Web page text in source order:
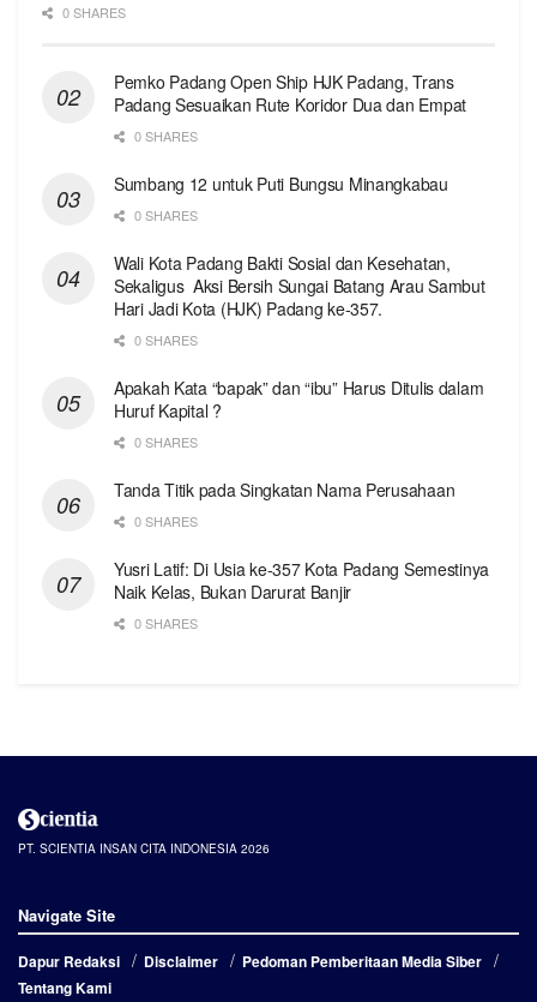
0 SHARES
Pemko Padang Open Ship HJK Padang, Trans
Padang Sesuaikan Rute Koridor Dua dan Empat
0 SHARES
Sumbang 12 untuk Puti Bungsu Minangkabau
0 SHARES
Wali Kota Padang Bakti Sosial dan Kesehatan,
Sekaligus Aksi Bersih Sungai Batang Arau Sambut
Hari Jadi Kota (HJK) Padang ke-357.
0 SHARES
Apakah Kata “bapak” dan “ibu” Harus Ditulis dalam
Huruf Kapital ?
0 SHARES
Tanda Titik pada Singkatan Nama Perusahaan
0 SHARES
Yusri Latif: Di Usia ke-357 Kota Padang Semestinya
Naik Kelas, Bukan Darurat Banjir
0 SHARES
PT. SCIENTIA INSAN CITA INDONESIA 2026
Navigate Site
Dapur Redaksi Disclaimer
Pedoman Pemberitaan Media Siber
Tentang Kami